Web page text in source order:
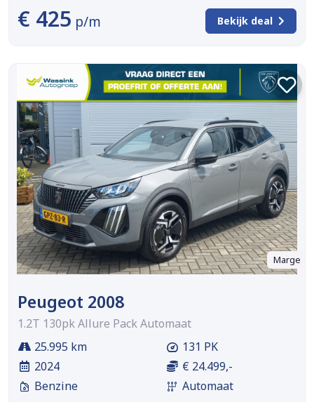
€ 425 p/m Bekijk deal
Marge
Peugeot 2008
1.2T 130pk Allure Pack Automaat
25.995 km
2024
Benzine
131 PK
€ 24.499,-
Automaat